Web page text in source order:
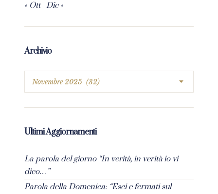
« Ott Dic »
Archivio
Ultimi Aggiornamenti
La parola del giorno “In verità, in verità io vi
dico…”
Parola della Domenica: “Esci e fermati sul